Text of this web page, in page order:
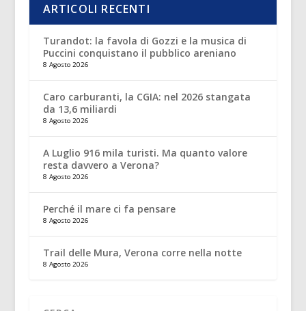
ARTICOLI RECENTI
Turandot: la favola di Gozzi e la musica di
Puccini conquistano il pubblico areniano
8 Agosto 2026
Caro carburanti, la CGIA: nel 2026 stangata
da 13,6 miliardi
8 Agosto 2026
A Luglio 916 mila turisti. Ma quanto valore
resta davvero a Verona?
8 Agosto 2026
Perché il mare ci fa pensare
8 Agosto 2026
Trail delle Mura, Verona corre nella notte
8 Agosto 2026